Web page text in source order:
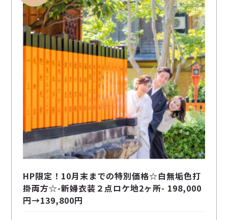
HP限定！10月末までの特別価格☆白無垢色打
掛両方☆-新婦衣装２点ロケ地2ヶ所- 198,000
円→139,800円